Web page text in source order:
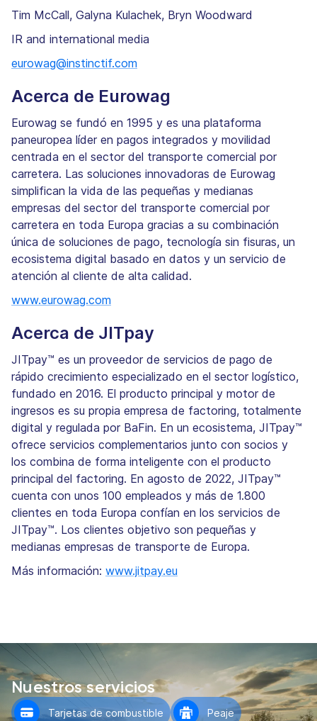
Tim McCall, Galyna Kulachek, Bryn Woodward
IR and international media
eurowag@instinctif.com
Acerca de Eurowag
Eurowag se fundó en 1995 y es una plataforma
paneuropea líder en pagos integrados y movilidad
centrada en el sector del transporte comercial por
carretera. Las soluciones innovadoras de Eurowag
simplifican la vida de las pequeñas y medianas
empresas del sector del transporte comercial por
carretera en toda Europa gracias a su combinación
única de soluciones de pago, tecnología sin fisuras, un
ecosistema digital basado en datos y un servicio de
atención al cliente de alta calidad.
www.eurowag.com
Acerca de JITpay
JITpay™ es un proveedor de servicios de pago de
rápido crecimiento especializado en el sector logístico,
fundado en 2016. El producto principal y motor de
ingresos es su propia empresa de factoring, totalmente
digital y regulada por BaFin. En un ecosistema, JITpay™
ofrece servicios complementarios junto con socios y
los combina de forma inteligente con el producto
principal del factoring. En agosto de 2022, JITpay™
cuenta con unos 100 empleados y más de 1.800
clientes en toda Europa confían en los servicios de
JITpay™. Los clientes objetivo son pequeñas y
medianas empresas de transporte de Europa.
Más información: www.jitpay.eu
Nuestros servicios
Tarjetas de combustible Peaje